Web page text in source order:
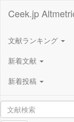
Ceek.jp
文献ランキング
新着文献
新着投稿